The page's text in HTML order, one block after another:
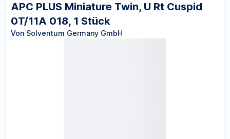
APC PLUS Miniature Twin, U Rt Cuspid
0T/11A 018, 1 Stück
Von Solventum Germany GmbH